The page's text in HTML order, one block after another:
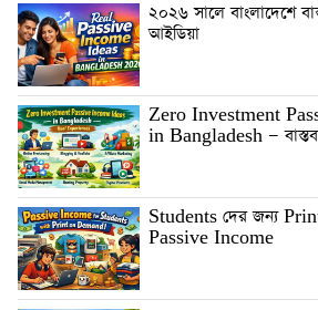
২০২৬ সালে বাংলাদেশে
আইডিয়া
Zero Investment
in Bangladesh —
Students দের জন্য
Passive Income